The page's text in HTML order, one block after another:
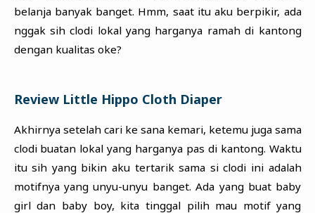
belanja banyak banget. Hmm, saat itu aku berpikir, ada
nggak sih clodi lokal yang harganya ramah di kantong
dengan kualitas oke?
Review Little Hippo Cloth Diaper
Akhirnya setelah cari ke sana kemari, ketemu juga sama
clodi buatan lokal yang harganya pas di kantong. Waktu
itu sih yang bikin aku tertarik sama si clodi ini adalah
motifnya yang unyu-unyu banget. Ada yang buat baby
girl dan baby boy, kita tinggal pilih mau motif yang